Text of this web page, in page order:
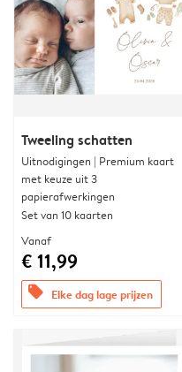
Tweeling schatten
Uitnodigingen | Premium kaart
met keuze uit 3
papierafwerkingen
Set van 10 kaarten
Vanaf
€ 11,99
offers Elke dag lage prijzen